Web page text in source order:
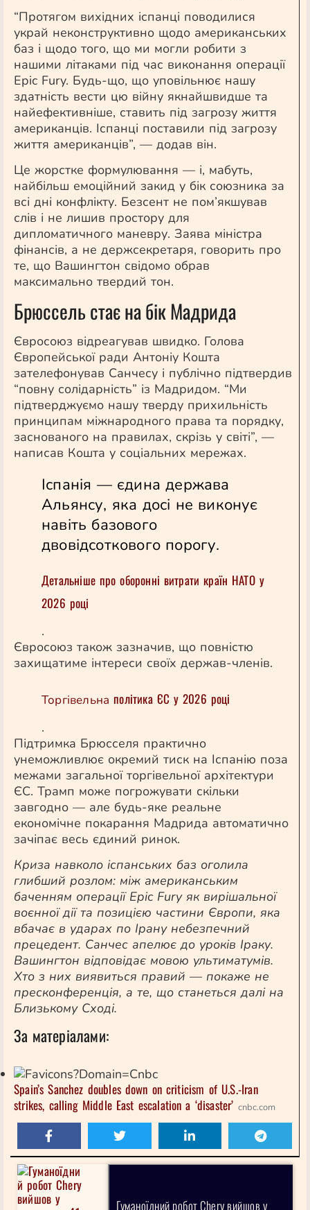
“Протягом вихідних іспанці поводилися
украй неконструктивно щодо американських
баз і щодо того, що ми могли робити з
нашими літаками під час виконання операції
Epic Fury. Будь-що, що уповільнює нашу
здатність вести цю війну якнайшвидше та
найефективніше, ставить під загрозу життя
американців. Іспанці поставили під загрозу
життя американців”, — додав він.
Це жорстке формулювання — і, мабуть,
найбільш емоційний закид у бік союзника за
всі дні конфлікту. Безсент не пом’якшував
слів і не лишив простору для
дипломатичного маневру. Заява міністра
фінансів, а не держсекретаря, говорить про
те, що Вашингтон свідомо обрав
максимально твердий тон.
Брюссель стає на бік Мадрида
Євросоюз відреагував швидко. Голова
Європейської ради Антоніу Кошта
зателефонував Санчесу і публічно підтвердив
“повну солідарність” із Мадридом. “Ми
підтверджуємо нашу тверду прихильність
принципам міжнародного права та порядку,
заснованого на правилах, скрізь у світі”, —
написав Кошта у соціальних мережах.
Іспанія — єдина держава
Альянсу, яка досі не виконує
навіть базового
двовідсоткового порогу.
Детальніше про оборонні витрати країн НАТО у
2026 році
.
Євросоюз також зазначив, що повністю
захищатиме інтереси своїх держав-членів.
Торгівельна політика ЄС у 2026 році
.
Підтримка Брюсселя практично
унеможливлює окремий тиск на Іспанію поза
межами загальної торгівельноїархітектури
ЄС. Трамп може погрожувати скільки
завгодно — але будь-яке реальне
економічне покарання Мадрида автоматично
зачіпає весь єдиний ринок.
Криза навколо іспанських баз оголила
глибший розлом: між американським
баченням операції Epic Fury як вирішальної
воєнної дії та позицією частини Європи, яка
вбачає в ударах по Ірану небезпечний
прецедент. Санчес апелює до уроків Іраку.
Вашингтон відповідає мовою ультиматумів.
Хто з них виявиться правий — покаже не
пресконференція, а те, що станеться далі на
Близькому Сході.
За матеріалами:
Spain’s Sanchez doubles down on criticism of U.S.-Iran
strikes, calling Middle East escalation a ‘disaster’ cnbc.com
Гуманоїдний робот Chery вийшов у